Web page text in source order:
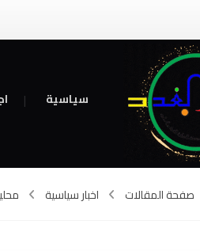
سياسية
صفحة المقالات اخبار سياسية